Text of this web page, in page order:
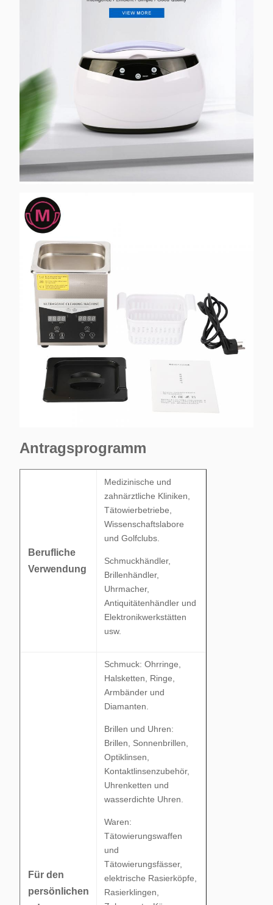
Antragsprogramm
Berufliche
Verwendung
Medizinische und
zahnärztliche Kliniken,
Tätowierbetriebe,
Wissenschaftslabore
und Golfclubs.
Schmuckhändler,
Brillenhändler,
Uhrmacher,
Antiquitätenhändler und
Elektronikwerkstätten
usw.
Für den
persönlichen
Schmuck: Ohrringe,
Halsketten, Ringe,
Armbänder und
Diamanten.
Brillen und Uhren:
Brillen, Sonnenbrillen,
Optiklinsen,
Kontaktlinsenzubehör,
Uhrenketten und
wasserdichte Uhren.
Waren:
Tätowierungswaffen
und
Tätowierungsfässer,
elektrische Rasierköpfe,
Rasierklingen,